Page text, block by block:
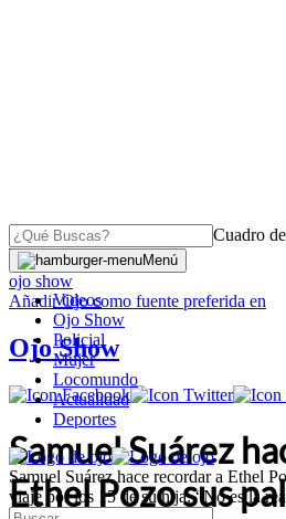
Cuadro
Menú
Videos
Ojo Show
Policial
Mujer
Locomundo
Actualidad
Deportes
Samuel Suárez hace recordar a Ethel
viaje por los 15 de su hija: “No es la
OJO
ojo show
AñadirOjocomo fuente preferida en
Ojo Show
Samuel Suárez
Ethel Pozo sus